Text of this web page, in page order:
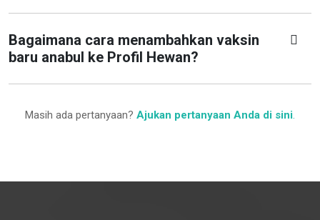
Bagaimana cara menambahkan vaksin
baru anabul ke Profil Hewan?
Masih ada pertanyaan? Ajukan pertanyaan Anda di sini.